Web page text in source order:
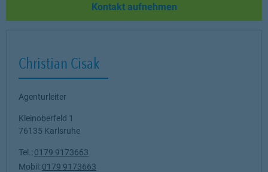
Kontakt aufnehmen
Christian Cisak
Agenturleiter
Kleinoberfeld 1
76135 Karlsruhe
Tel.: 0179 9173663
Mobil: 0179 9173663